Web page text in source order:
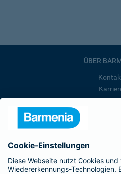
ÜBER
Barmenia ist Teil der
BELIEBTE